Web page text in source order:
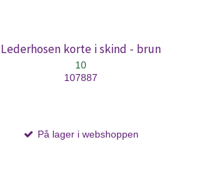
Lederhosen korte i skind - brun
10
107887
På lager i webshoppen